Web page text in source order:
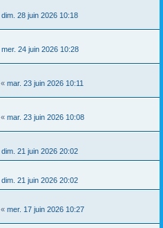
dim. 28 juin 2026 10:18
mer. 24 juin 2026 10:28
« mar. 23 juin 2026 10:11
« mar. 23 juin 2026 10:08
dim. 21 juin 2026 20:02
dim. 21 juin 2026 20:02
« mer. 17 juin 2026 10:27